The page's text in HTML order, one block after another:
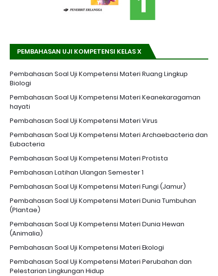
PEMBAHASAN UJI KOMPETENSI KELAS X
Pembahasan Soal Uji Kompetensi Materi Ruang Lingkup
Biologi
Pembahasan Soal Uji Kompetensi Materi Keanekaragaman
hayati
Pembahasan Soal Uji Kompetensi Materi Virus
Pembahasan Soal Uji Kompetensi Materi Archaebacteria dan
Eubacteria
Pembahasan Soal Uji Kompetensi Materi Protista
Pembahasan Latihan Ulangan Semester 1
Pembahasan Soal Uji Kompetensi Materi Fungi (Jamur)
Pembahasan Soal Uji Kompetensi Materi Dunia Tumbuhan
(Plantae)
Pembahasan Soal Uji Kompetensi Materi Dunia Hewan
(Animalia)
Pembahasan Soal Uji Kompetensi Materi Ekologi
Pembahasan Soal Uji Kompetensi Materi Perubahan dan
Pelestarian Lingkungan Hidup